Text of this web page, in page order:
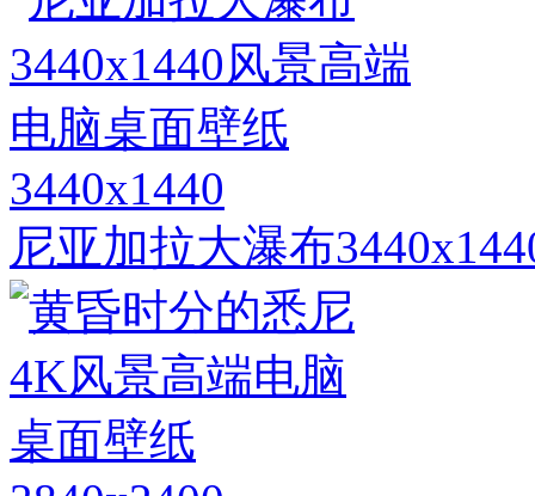
3440x1440
尼亚加拉大瀑布